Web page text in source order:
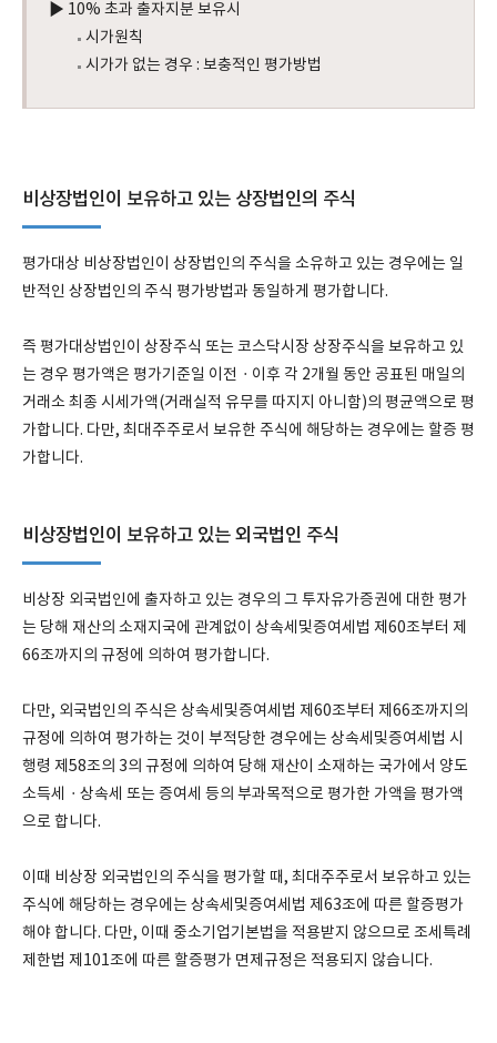
▶ 10% 초과 출자지분 보유시
시가원칙
시가가 없는 경우 : 보충적인 평가방법
비상장법인이 보유하고 있는 상장법인의 주식
평가대상 비상장법인이 상장법인의 주식을 소유하고 있는 경우에는 일
반적인 상장법인의 주식 평가방법과 동일하게 평가합니다.
즉 평가대상법인이 상장주식 또는 코스닥시장 상장주식을 보유하고 있
는 경우 평가액은 평가기준일 이전ㆍ이후 각 2개월 동안 공표된 매일의
거래소 최종 시세가액(거래실적 유무를 따지지 아니함)의 평균액으로 평
가합니다. 다만, 최대주주로서 보유한 주식에 해당하는 경우에는 할증 평
가합니다.
비상장법인이 보유하고 있는 외국법인 주식
비상장 외국법인에 출자하고 있는 경우의 그 투자유가증권에 대한 평가
는 당해 재산의 소재지국에 관계없이 상속세및증여세법 제60조부터 제
66조까지의 규정에 의하여 평가합니다.
다만, 외국법인의 주식은 상속세및증여세법 제60조부터 제66조까지의
규정에 의하여 평가하는 것이 부적당한 경우에는 상속세및증여세법 시
행령 제58조의 3의 규정에 의하여 당해 재산이 소재하는 국가에서 양도
소득세ㆍ상속세 또는 증여세 등의 부과목적으로 평가한 가액을 평가액
으로 합니다.
이때 비상장 외국법인의 주식을 평가할 때, 최대주주로서 보유하고 있는
주식에 해당하는 경우에는 상속세및증여세법 제63조에 따른 할증평가
해야 합니다. 다만, 이때 중소기업기본법을 적용받지 않으므로 조세특례
제한법 제101조에 따른 할증평가 면제규정은 적용되지 않습니다.